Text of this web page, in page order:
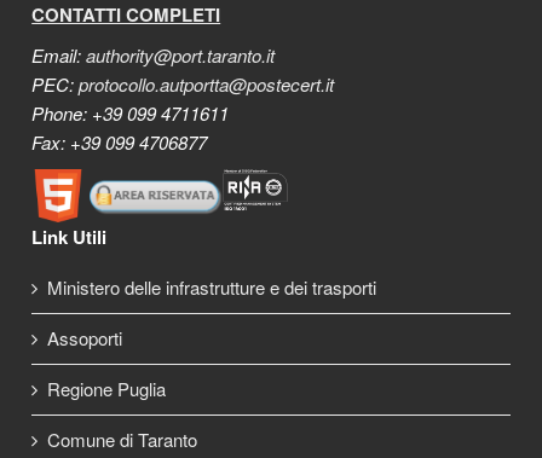
CONTATTI COMPLETI
Email:authority@port.taranto.it
PEC:protocollo.autportta@postecert.it
Phone: +39 099 4711611
Fax: +39 099 4706877
Link Utili
Ministero delle infrastrutture e dei trasporti
Assoporti
Regione Puglia
Comune di Taranto